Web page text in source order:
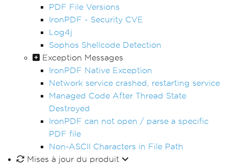
PDF File Versions
IronPDF - Security CVE
Log4j
Sophos Shellcode Detection
Exception Messages
IronPDF Native Exception
Network service crashed, restarting service
Managed Code After Thread State
Destroyed
IronPDF can not open / parse a specific
PDF file
Non-ASCII Characters in File Path
Mises à jour du produit